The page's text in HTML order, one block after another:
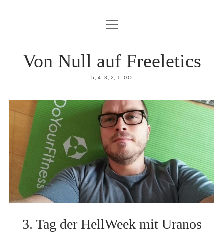
HOME
Menü
öffnen
Von Null auf Freeletics
5, 4, 3, 2, 1, GO
3. Tag der HellWeek mit Uranos